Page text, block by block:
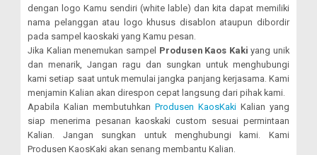
dengan logo Kamu sendiri (white lable) dan kita dapat memiliki
nama pelanggan atau logo khusus disablon ataupun dibordir
pada sampel kaoskaki yang Kamu pesan.
Jika Kalian menemukan sampel Produsen Kaos Kaki yang unik
dan menarik, Jangan ragu dan sungkan untuk menghubungi
kami setiap saat untuk memulai jangka panjang kerjasama. Kami
menjamin Kalian akan direspon cepat langsung dari pihak kami.
Apabila Kalian membutuhkan Produsen KaosKaki Kalian yang
siap menerima pesanan kaoskaki custom sesuai permintaan
Kalian. Jangan sungkan untuk menghubungi kami. Kami
Produsen KaosKaki akan senang membantu Kalian.